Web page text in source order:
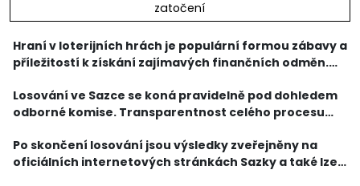
zatočení
Hraní v loterijních hrách je populární formou zábavy a
příležitostí k získání zajímavých finančních odměn.
proto si užívají hráči výjimečným způs
Losování ve Sazce se koná pravidelně pod dohledem
odborné komise. Transparentnost celého procesu
motivuje je ke hře. Každý losovací lístek je přiřaze
Po skončení losování jsou výsledky zveřejněny na
oficiálních internetových stránkách Sazky a také lze